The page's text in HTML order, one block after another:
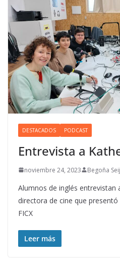
DESTACADOS PODCAST
Entrevista a
noviembre 24, 2023 Begoña
Alumnos de inglés entrevistan
directora de cine que
FICX
Leer más